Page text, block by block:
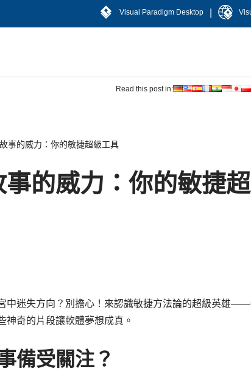
Visual Paradigm Desktop
Read this post in:
事的威力：你的敏捷超級工具
的威力：你的敏捷
中迷失方向？別擔心！來認識敏捷方法論的超級英雄
神奇的片段讓軟體夢想成真。
備受關注？